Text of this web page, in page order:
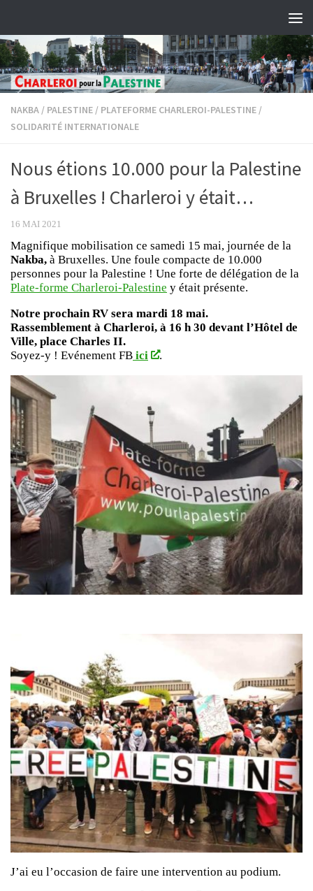
NAKBA / PALESTINE / PLATEFORME CHARLEROI-PALESTINE /
SOLIDARITÉ INTERNATIONALE
Nous étions 10.000 pour la Palestine
à Bruxelles ! Charleroi y était…
16 MAI 2021
Magnifique mobilisation ce samedi 15 mai, journée de la
Nakba, à Bruxelles. Une foule compacte de 10.000
personnes pour la Palestine ! Une forte de délégation de la
Plate-forme Charleroi-Palestine y était présente.
Notre prochain RV sera mardi 18 mai.
Rassemblement à Charleroi, à 16 h 30 devant l’Hôtel de
Ville, place Charles II.
Soyez-y ! Evénement FB ici .
J’ai eu l’occasion de faire une intervention au podium.